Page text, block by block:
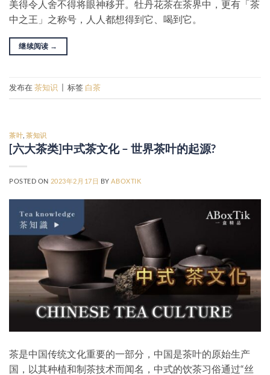
美得令人舍不得将眼神移开。牡丹花茶在茶界中，更有「茶
中之王」之称号，人人都想得到它、喝到它。
继续阅读 →
发布在茶知识 标签 白茶
茶叶 ,茶知识
[六大茶类]中式茶文化 – 世界茶叶的起源?
POSTED ON 2023年2月17日 BYABOXTIK
茶是中国传统文化重要的一部分，中国是茶叶的原始生产
国，以其种植和制茶技术而闻名，中式的饮茶习俗通过“丝